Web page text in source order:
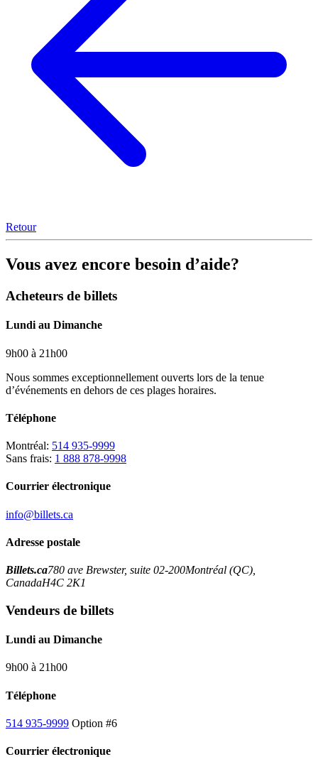
Retour
Vous avez encore besoin d’aide?
Acheteurs de billets
Lundi au Dimanche
9h00 à 21h00
Nous sommes exceptionnellement ouverts lors de la tenue
d’événements en dehors de ces plages horaires.
Téléphone
Montréal: 514 935-9999
Sans frais: 1 888 878-9998
Courrier électronique
info@billets.ca
Adresse postale
Billets.ca780 ave Brewster, suite 02-200Montréal (QC),
CanadaH4C 2K1
Vendeurs de billets
Lundi au Dimanche
9h00 à 21h00
Téléphone
514 935-9999 Option #6
Courrier électronique